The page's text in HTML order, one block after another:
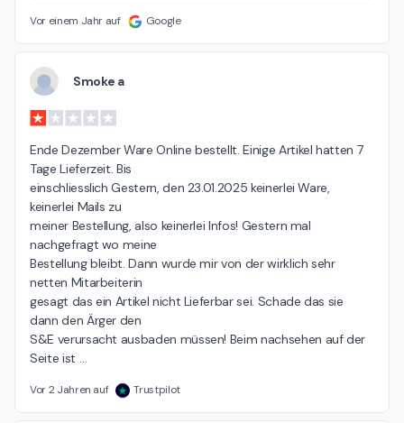
Vor einem Jahr auf Google
Smoke a
Ende Dezember Ware Online bestellt. Einige Artikel hatten 7
Tage Lieferzeit. Bis
einschliesslich Gestern, den 23.01.2025 keinerlei Ware,
keinerlei Mails zu
meiner Bestellung, also keinerlei Infos! Gestern mal
nachgefragt wo meine
Bestellung bleibt. Dann wurde mir von der wirklich sehr
netten Mitarbeiterin
gesagt das ein Artikel nicht Lieferbar sei. Schade das sie
dann den Ärger den
S&E verursacht ausbaden müssen! Beim nachsehen auf der
Seite ist …
Vor 2 Jahren auf Trustpilot